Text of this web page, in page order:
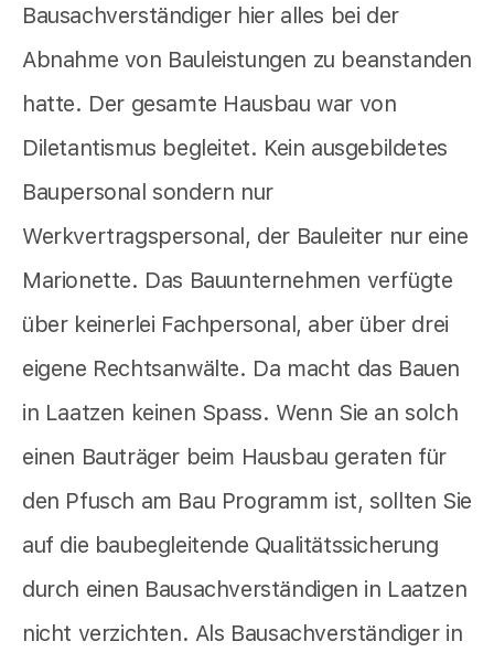
Bausachverständiger hier alles bei der
Abnahme von Bauleistungen zu beanstanden
hatte. Der gesamte Hausbau war von
Diletantismus begleitet. Kein ausgebildetes
Baupersonal sondern nur
Werkvertragspersonal, der Bauleiter nur eine
Marionette. Das Bauunternehmen verfügte
über keinerlei Fachpersonal, aber über drei
eigene Rechtsanwälte. Da macht das Bauen
in Laatzen keinen Spass. Wenn Sie an solch
einen Bauträger beim Hausbau geraten für
den Pfusch am Bau Programm ist, sollten Sie
auf die baubegleitende Qualitätssicherung
durch einen Bausachverständigen in Laatzen
nicht verzichten. Als Bausachverständiger in